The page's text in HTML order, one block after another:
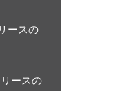
ースの
ースの